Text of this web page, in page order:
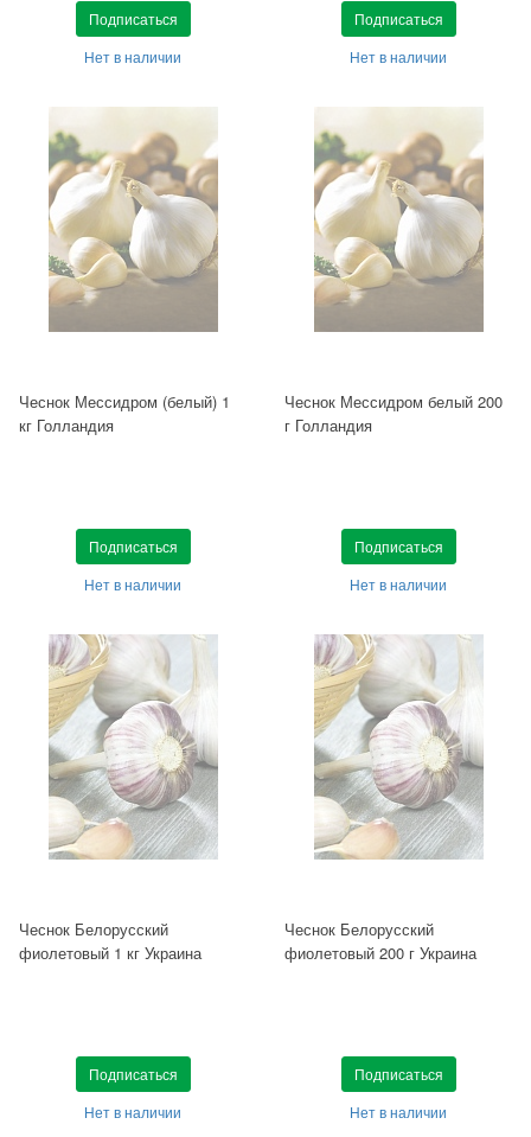
Подписаться
Нет в наличии
Подписаться
Нет в наличии
Чеснок Мессидром (белый) 1
кг Голландия
Подписаться
Нет в наличии
Чеснок Мессидром белый 200
г Голландия
Подписаться
Нет в наличии
Чеснок Белорусский
фиолетовый 1 кг Украина
Подписаться
Нет в наличии
Чеснок Белорусский
фиолетовый 200 г Украина
Подписаться
Нет в наличии